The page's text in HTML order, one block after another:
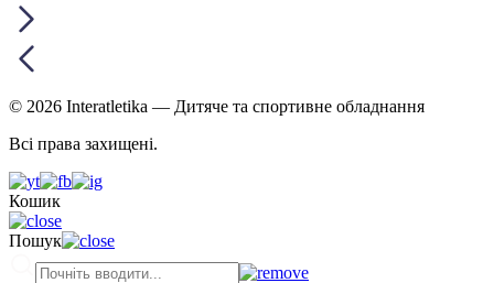
© 2026 Interatletika — Дитяче та спортивне обладнання
Всі права захищені.
Кошик
Пошук